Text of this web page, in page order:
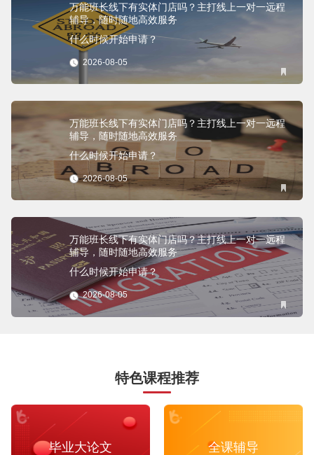
万能班长线下有实体门店吗？主打线上一对一远程
辅导，随时随地高效服务
什么时候开始申请？
2026-08-05
万能班长线下有实体门店吗？主打线上一对一远程
辅导，随时随地高效服务
什么时候开始申请？
2026-08-05
万能班长线下有实体门店吗？主打线上一对一远程
辅导，随时随地高效服务
什么时候开始申请？
2026-08-05
特色课程推荐
毕业大论文 全课辅导